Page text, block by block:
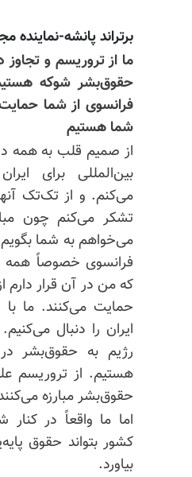
برتراند پانشه-
ما از تروریسم و تجاوز
حقوق‌بشر شوکه
فرانسوی از شما
شما هستیم
از صمیم قلب به همه
بین‌المللی برای
می‌کنم. و از تک‌تک
تشکر می‌کنم چون
می‌خواهم به شما بگویم
فرانسوی خصوصاً همه
که من در آن قرار دارم
حمایت می‌کنند. ما
ایران را دنبال
رژیم به حقوق‌بشر
هستیم. از تروریسم
حقوق‌بشر مبارزه
اما ما واقعاً در
کشور بتواند حقوق
بیاورد.